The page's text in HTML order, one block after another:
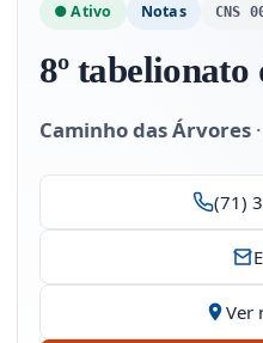
● Ativo Notas CNS
8º tabelionato
Caminho das Árvores ·
(71)
Ver